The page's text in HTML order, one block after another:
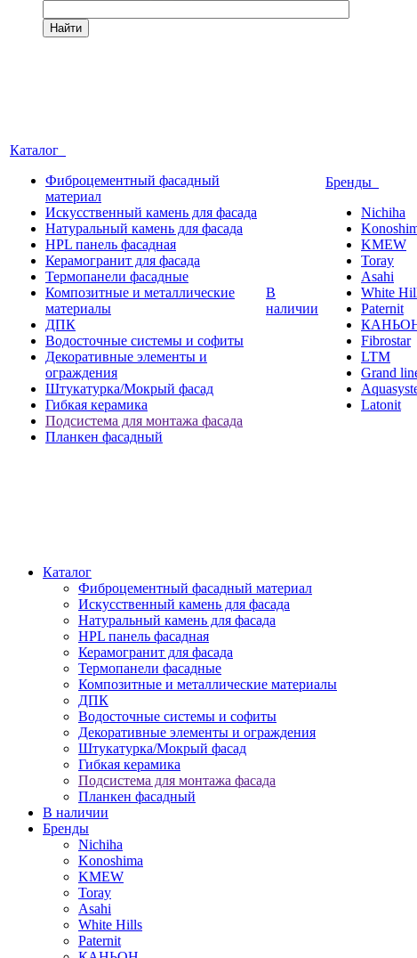
Найти
Каталог
Фиброцементный фасадный
материал
Искусственный камень для фасада
Натуральный камень для фасада
HPL панель фасадная
Керамогранит для фасада
Термопанели фасадные
Композитные и металлические
материалы
ДПК
Водосточные системы и софиты
Декоративные элементы и
ограждения
Штукатурка/Мокрый фасад
Гибкая керамика
Подсистема для монтажа фасада
Планкен фасадный
В
наличии
Бренды
Nichiha
KMEW
Toray
Asahi
White
Paternit
Fibrostar
LTM
Grand
Latonit
Каталог
Фиброцементный фасадный материал
Искусственный камень для фасада
Натуральный камень для фасада
HPL панель фасадная
Керамогранит для фасада
Термопанели фасадные
Композитные и металлические материалы
ДПК
Водосточные системы и софиты
Декоративные элементы и ограждения
Штукатурка/Мокрый фасад
Гибкая керамика
Подсистема для монтажа фасада
Планкен фасадный
В наличии
Бренды
Nichiha
Konoshima
KMEW
Toray
Asahi
White Hills
Paternit